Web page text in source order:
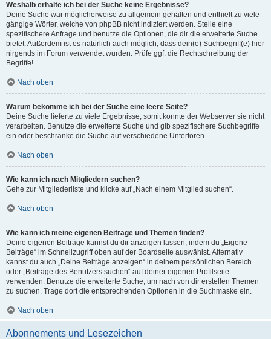
Weshalb erhalte ich bei der Suche keine Ergebnisse?
Deine Suche war möglicherweise zu allgemein gehalten und enthielt zu viele
gängige Wörter, welche von phpBB nicht indiziert werden. Stelle eine
spezifischere Anfrage und benutze die Optionen, die dir die erweiterte Suche
bietet. Außerdem ist es natürlich auch möglich, dass dein(e) Suchbegriff(e) hier
nirgends im Forum verwendet wurden. Prüfe ggf. die Rechtschreibung der
Begriffe!
Nach oben
Warum bekomme ich bei der Suche eine leere Seite?
Deine Suche lieferte zu viele Ergebnisse, somit konnte der Webserver sie nicht
verarbeiten. Benutze die erweiterte Suche und gib spezifischere Suchbegriffe
ein oder beschränke die Suche auf verschiedene Unterforen.
Nach oben
Wie kann ich nach Mitgliedern suchen?
Gehe zur Mitgliederliste und klicke auf „Nach einem Mitglied suchen“.
Nach oben
Wie kann ich meine eigenen Beiträge und Themen finden?
Deine eigenen Beiträge kannst du dir anzeigen lassen, indem du „Eigene
Beiträge“ im Schnellzugriff oben auf der Boardseite auswählst. Alternativ
kannst du auch „Deine Beiträge anzeigen“ in deinem persönlichen Bereich
oder „Beiträge des Benutzers suchen“ auf deiner eigenen Profilseite
verwenden. Benutze die erweiterte Suche, um nach von dir erstellen Themen
zu suchen. Trage dort die entsprechenden Optionen in die Suchmaske ein.
Nach oben
Abonnements und Lesezeichen